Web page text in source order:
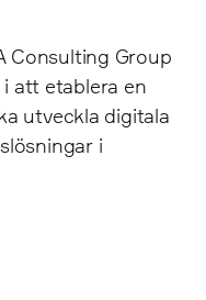
Consulting Group
att etablera en
utveckla digitala
i